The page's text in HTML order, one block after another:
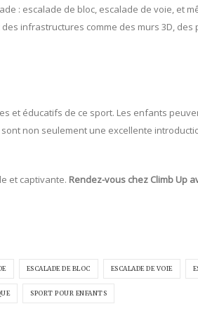
: escalade de bloc, escalade de voie, et
infrastructures comme des murs 3D,
et éducatifs de ce sport. Les enfants
non seulement une excellente
et captivante. Rendez-vous chez Climb Up
ESCALADE DE BLOC ESCALADE DE VOIE
SPORT POUR ENFANTS